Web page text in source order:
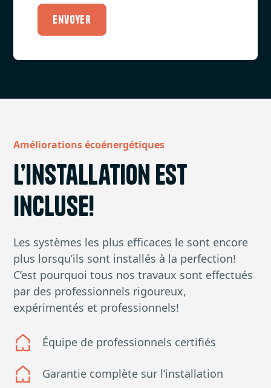
Améliorations écoénergétiques
L’installation est
incluse!
Les systèmes les plus efficaces le sont encore
plus lorsqu’ils sont installés à la perfection!
C’est pourquoi tous nos travaux sont effectués
par des professionnels rigoureux,
expérimentés et professionnels!
Équipe de professionnels certifiés
Garantie complète sur l’installation